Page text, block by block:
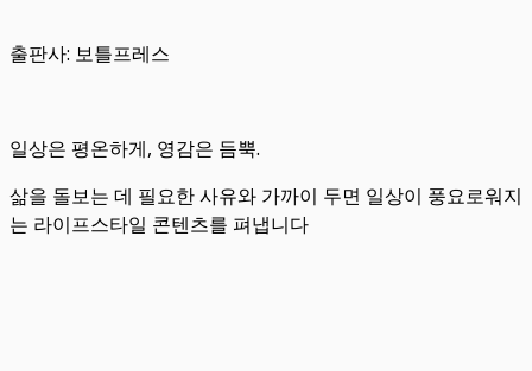
출판사: 보틀프레스
일상은 평온하게, 영감은 듬뿍.
삶을 돌보는 데 필요한 사유와 가까이 두면 일상이 풍요로워지
는 라이프스타일 콘텐츠를 펴냅니다